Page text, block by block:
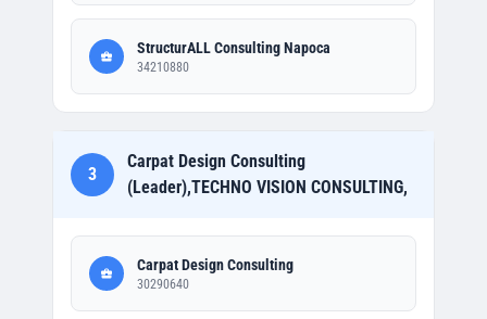
StructurALL Consulting Napoca
34210880
3
Carpat Design Consulting
(Leader),TECHNO VISION CONSULTING,
Carpat Design Consulting
30290640